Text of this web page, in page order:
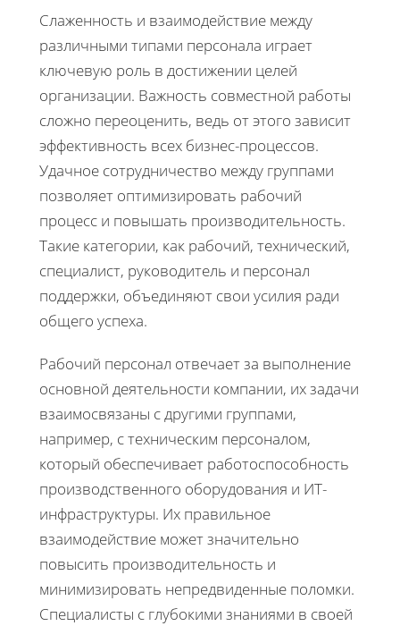
Слаженность и взаимодействие между
различными типами персонала играет
ключевую роль в достижении целей
организации. Важность совместной работы
сложно переоценить, ведь от этого зависит
эффективность всех бизнес-процессов.
Удачное сотрудничество между группами
позволяет оптимизировать рабочий
процесс и повышать производительность.
Такие категории, как рабочий, технический,
специалист, руководитель и персонал
поддержки, объединяют свои усилия ради
общего успеха.
Рабочий персонал отвечает за выполнение
основной деятельности компании, их задачи
взаимосвязаны с другими группами,
например, с техническим персоналом,
который обеспечивает работоспособность
производственного оборудования и ИТ-
инфраструктуры. Их правильное
взаимодействие может значительно
повысить производительность и
минимизировать непредвиденные поломки.
Специалисты с глубокими знаниями в своей